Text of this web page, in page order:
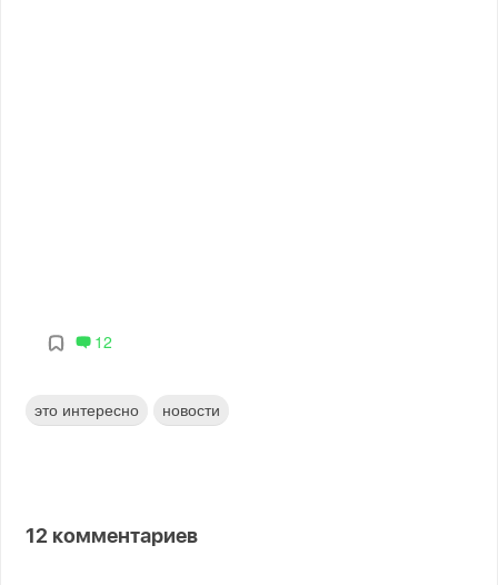
12
это интересно новости
12 комментариев